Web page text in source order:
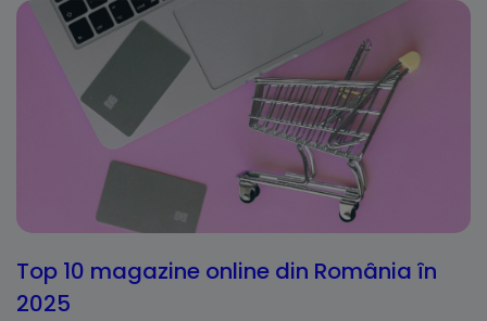
Top 10 magazine online din România în
2025